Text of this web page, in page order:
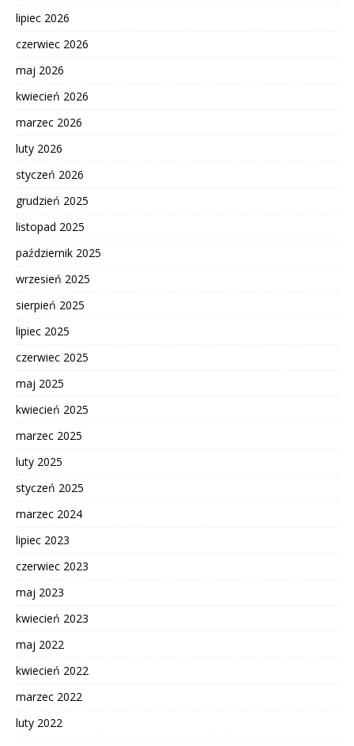
lipiec 2026
czerwiec 2026
maj 2026
kwiecień 2026
marzec 2026
luty 2026
styczeń 2026
grudzień 2025
listopad 2025
październik 2025
wrzesień 2025
sierpień 2025
lipiec 2025
czerwiec 2025
maj 2025
kwiecień 2025
marzec 2025
luty 2025
styczeń 2025
marzec 2024
lipiec 2023
czerwiec 2023
maj 2023
kwiecień 2023
maj 2022
kwiecień 2022
marzec 2022
luty 2022